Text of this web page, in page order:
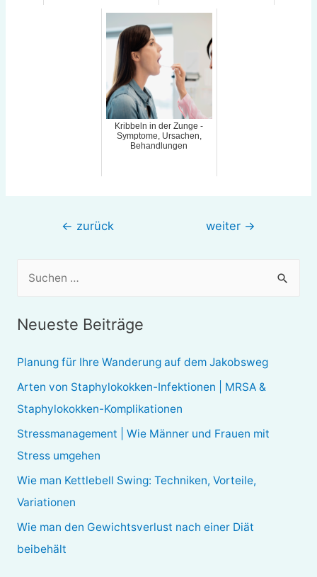
Kribbeln in der Zunge -
Symptome, Ursachen,
Behandlungen
Beitragsnavigation
← zurück weiter →
e
n
n
Neueste Beiträge
Planung für Ihre Wanderung auf dem Jakobsweg
Arten von Staphylokokken-Infektionen | MRSA &
Staphylokokken-Komplikationen
Stressmanagement | Wie Männer und Frauen mit
Stress umgehen
Wie man Kettlebell Swing: Techniken, Vorteile,
Variationen
Wie man den Gewichtsverlust nach einer Diät
beibehält